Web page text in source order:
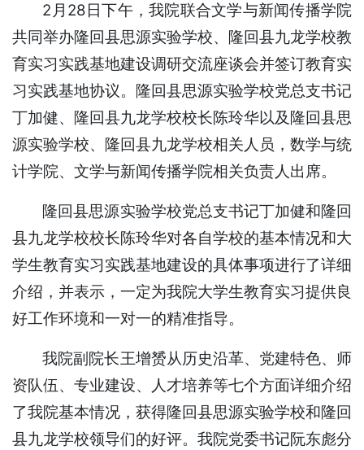
2月28日下午，我院联合文学与新闻传播学院
共同举办隆回县思源实验学校、隆回县九龙学校教
育实习实践基地建设调研交流座谈会并签订教育实
习实践基地协议。隆回县思源实验学校党总支书记
丁加健、隆回县九龙学校校长陈玲华以及隆回县思
源实验学校、隆回县九龙学校相关人员，数学与统
计学院、文学与新闻传播学院相关负责人出席。
隆回县思源实验学校党总支书记丁加健和隆回
县九龙学校校长陈玲华对各自学校的基本情况和大
学生教育实习实践基地建设的具体事项进行了详细
介绍，并表示，一定为我院大学生教育实习提供良
好工作环境和一对一的精准指导。
我院副院长王增赟从历史沿革、党建特色、师
资队伍、专业建设、人才培养等七个方面详细介绍
了我院基本情况，获得隆回县思源实验学校和隆回
县九龙学校领导们的好评。我院党委书记阮东彪分